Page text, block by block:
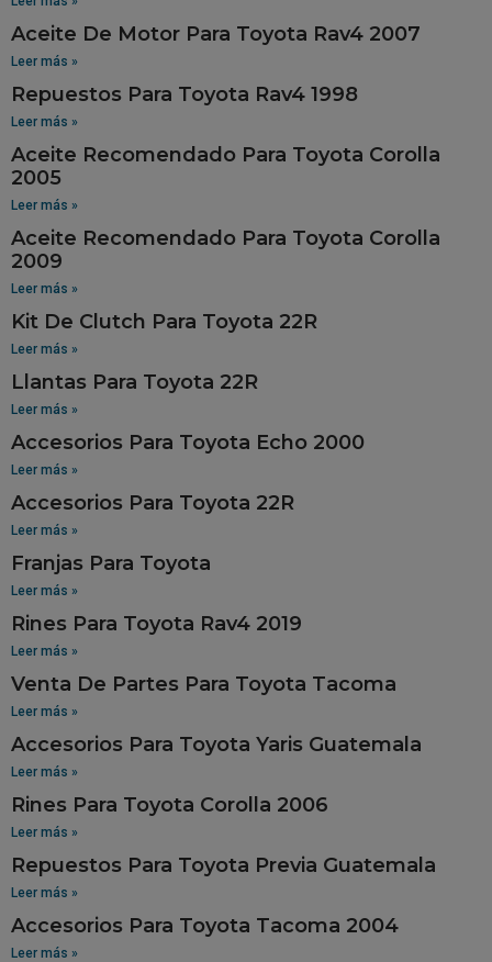
Aceite De Motor Para Toyota Rav4 2007
Leer más »
Repuestos Para Toyota Rav4 1998
Leer más »
Aceite Recomendado Para Toyota Corolla
2005
Leer más »
Aceite Recomendado Para Toyota Corolla
2009
Leer más »
Kit De Clutch Para Toyota 22R
Leer más »
Llantas Para Toyota 22R
Leer más »
Accesorios Para Toyota Echo 2000
Leer más »
Accesorios Para Toyota 22R
Leer más »
Franjas Para Toyota
Leer más »
Rines Para Toyota Rav4 2019
Leer más »
Venta De Partes Para Toyota Tacoma
Leer más »
Accesorios Para Toyota Yaris Guatemala
Leer más »
Rines Para Toyota Corolla 2006
Leer más »
Repuestos Para Toyota Previa Guatemala
Leer más »
Accesorios Para Toyota Tacoma 2004
Leer más »